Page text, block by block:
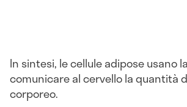
In sintesi, le cellule adipose usano
comunicare al cervello la quantità
corporeo.